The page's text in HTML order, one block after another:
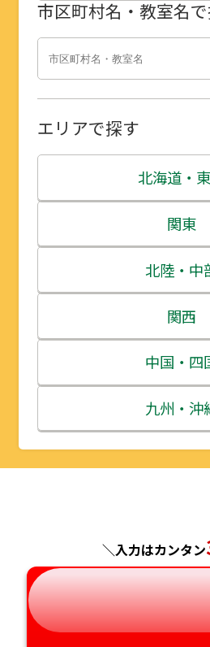
市区町村名・教室名
エリアで探す
北海道・
北海道
青森県
岩手県
宮城県
秋田県
山形県
関東
茨城県
栃木県
群馬県
埼玉県
千葉県
神奈川県
北陸・中
新潟県
富山県
石川県
福井県
長野県
岐阜県
静岡県
関西
三重県
滋賀県
京都府
兵庫県
奈良県
和歌山県
中国・四
鳥取県
島根県
広島県
山口県
徳島県
九州・沖
福岡県
長崎県
熊本県
大分県
＼入力はカンタン